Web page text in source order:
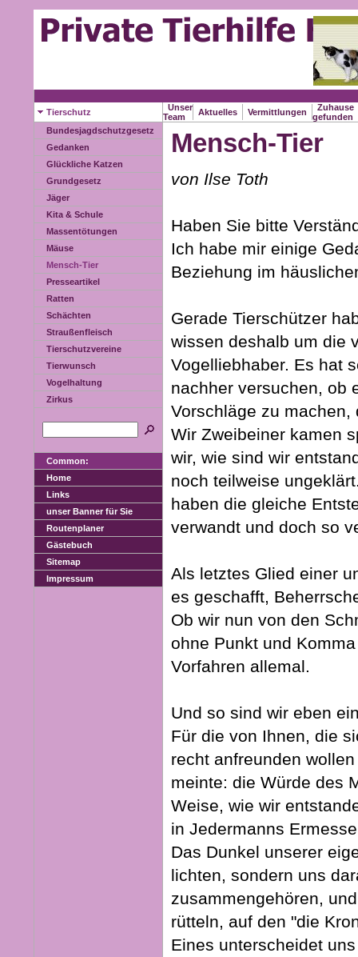
Tierschutz
Unser
Team
Aktuelles Vermittlungen
Zuhause
gefunden
Bundesjagdschutzgesetz
Gedanken
Glückliche Katzen
Grundgesetz
Jäger
Kita & Schule
Massentötungen
Mäuse
Mensch-Tier
Presseartikel
Ratten
Schächten
Straußenfleisch
Tierschutzvereine
Tierwunsch
Vogelhaltung
Zirkus
Common:
Home
Links
unser Banner für Sie
Routenplaner
Gästebuch
Sitemap
Impressum
Mensch-Tier
von Ilse Toth
Haben Sie bitte
Ich habe mir einige
Beziehung im
Gerade Tierschützer
wissen deshalb um die
Vogelliebhaber. Es hat
nachher versuchen, ob
Vorschläge zu
Wir Zweibeiner kamen
wir, wie sind wir
noch teilweise
haben die gleiche
verwandt und doch so
Als letztes Glied einer
es geschafft,
Ob wir nun von den
ohne Punkt und
Vorfahren allemal.
Und so sind wir eben
Für die von Ihnen, die
recht anfreunden
meinte: die Würde des
Weise, wie wir
in Jedermanns
Das Dunkel unserer
lichten, sondern uns
zusammengehören,
rütteln, auf den "die
Eines unterscheidet